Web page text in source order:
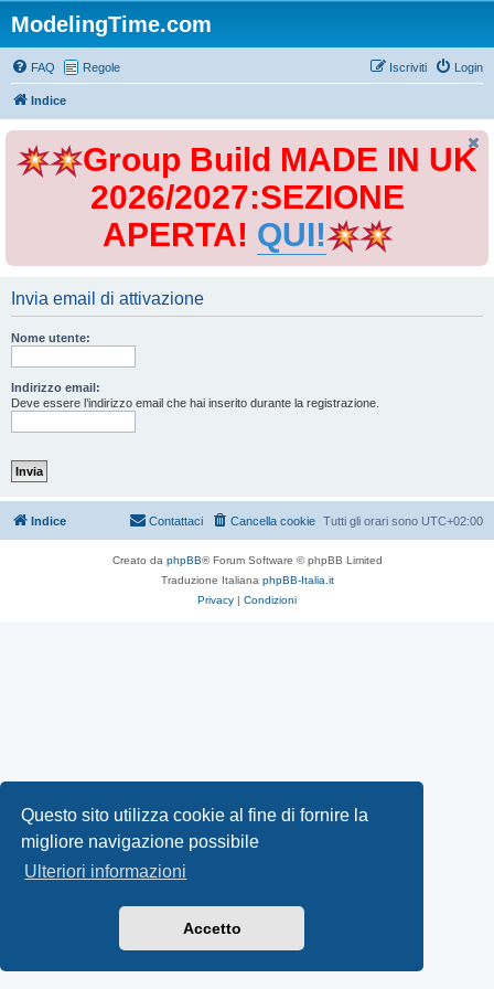
Questo sito utilizza cookie al fine di fornire la
migliore navigazione possibile
Ulteriori informazioni
Accetto
ModelingTime.com
FAQ Regole Login
Iscriviti
Indice
Group Build MADE IN UK
2026/2027:SEZIONE
APERTA! QUI!
Invia email di attivazione
Nome utente:
Indirizzo email:
Deve essere l’indirizzo email che hai inserito durante la registrazione.
Indice Tutti gli orari sono UTC+02:00
Cancella cookie
Contattaci
Creato da phpBB® Forum Software © phpBB Limited
Traduzione Italiana phpBB-Italia.it
Privacy | Condizioni